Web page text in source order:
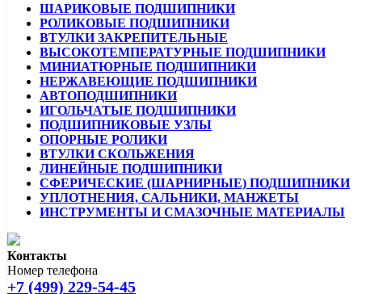
ШАРИКОВЫЕ ПОДШИПНИКИ
РОЛИКОВЫЕ ПОДШИПНИКИ
ВТУЛКИ ЗАКРЕПИТЕЛЬНЫЕ
ВЫСОКОТЕМПЕРАТУРНЫЕ ПОДШИПНИКИ
МИНИАТЮРНЫЕ ПОДШИПНИКИ
НЕРЖАВЕЮЩИЕ ПОДШИПНИКИ
АВТОПОДШИПНИКИ
ИГОЛЬЧАТЫЕ ПОДШИПНИКИ
ПОДШИПНИКОВЫЕ УЗЛЫ
ОПОРНЫЕ РОЛИКИ
ВТУЛКИ СКОЛЬЖЕНИЯ
ЛИНЕЙНЫЕ ПОДШИПНИКИ
СФЕРИЧЕСКИЕ (ШАРНИРНЫЕ) ПОДШИПНИКИ
УПЛОТНЕНИЯ, САЛЬНИКИ, МАНЖЕТЫ
ИНСТРУМЕНТЫ И СМАЗОЧНЫЕ МАТЕРИАЛЫ
Контакты
Номер телефона
+7 (499) 229-54-45